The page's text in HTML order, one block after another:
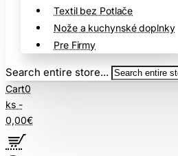
Textil bez Potlače
Nože a kuchynské doplnky
Pre Firmy
Search entire store...
Cart0
ks -
0,00€